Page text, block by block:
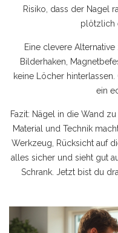
Risiko, dass der Nagel
plötzlich
Eine clevere
Bilderhaken,
keine Löcher
ein
Fazit: Nägel in die Wand
Material und Technik
Werkzeug, Rücksicht auf
alles sicher und sieht gut
Schrank. Jetzt bist du